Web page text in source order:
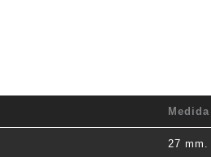
Medida
27 mm.